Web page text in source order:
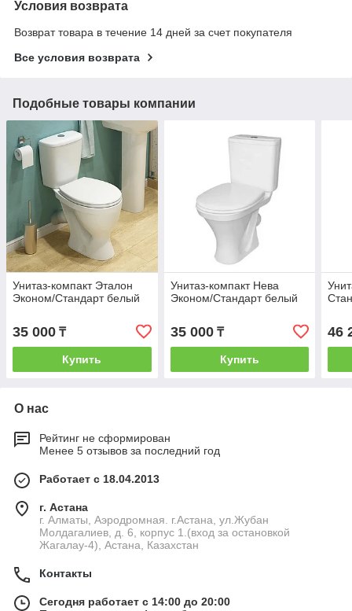
Условия возврата
Возврат товара в течение 14 дней за счет покупателя
Все условия возврата
Подобные товары компании
Унитаз-компакт Эталон
Эконом/Стандарт белый
35 000 ₸
Купить
Унитаз-компакт Нева
Эконом/Стандарт белый
35 000₸
Купить
46
О нас
Рейтинг не сформирован
Менее 5 отзывов за последний год
Работает с 18.04.2013
г. Астана
г. Алматы, Аэродромная. г.Астана, ул.Жубан
Молдагалиев, д. 6, корпус 1.(вход за остановкой
Жагалау-4), Астана, Казахстан
Контакты
Сегодня работает с 14:00 до 20:00